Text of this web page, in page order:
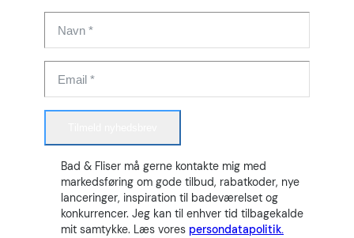
Bad & Fliser må gerne kontakte mig med
markedsføring om gode tilbud, rabatkoder, nye
lanceringer, inspiration til badeværelset og
konkurrencer. Jeg kan til enhver tid tilbagekalde
mit samtykke. Læs vores persondatapolitik.